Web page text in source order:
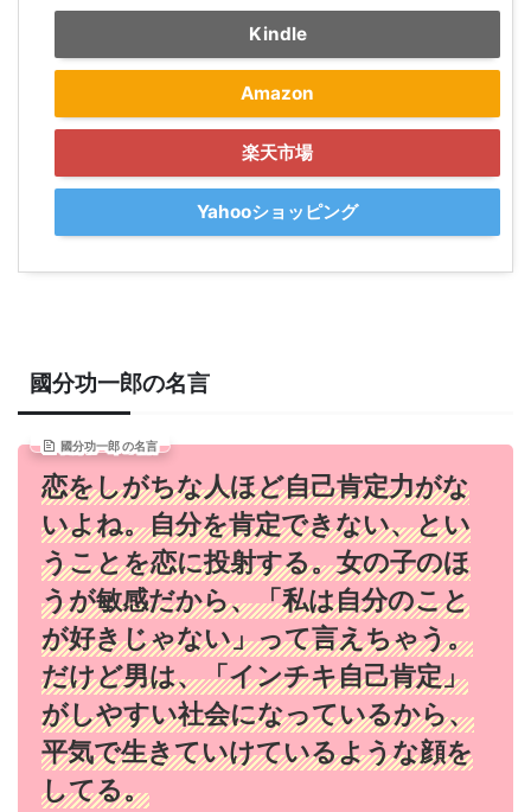
Kindle
Amazon
楽天市場
Yahooショッピング
國分功一郎の名言
國分功一郎 の名言
恋をしがちな人ほど自己肯定力がな
いよね。自分を肯定できない、とい
うことを恋に投射する。女の子のほ
うが敏感だから、「私は自分のこと
が好きじゃない」って言えちゃう。
だけど男は、「インチキ自己肯定」
がしやすい社会になっているから、
平気で生きていけているような顔を
してる。